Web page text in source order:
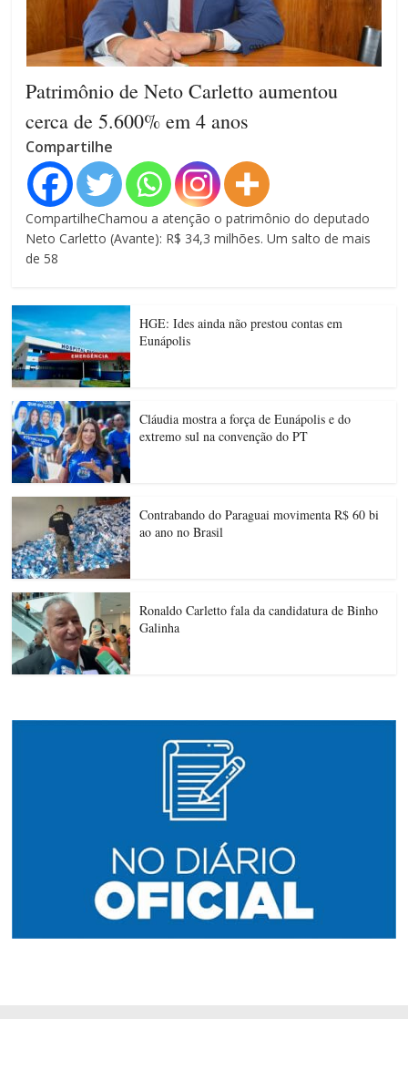
Patrimônio de Neto Carletto aumentou
cerca de 5.600% em 4 anos
Compartilhe
CompartilheChamou a atenção o patrimônio do deputado
Neto Carletto (Avante): R$ 34,3 milhões. Um salto de mais
de 58
HGE: Ides ainda não prestou contas em
Eunápolis
Cláudia mostra a força de Eunápolis e do
extremo sul na convenção do PT
Contrabando do Paraguai movimenta R$ 60 bi
ao ano no Brasil
Ronaldo Carletto fala da candidatura de Binho
Galinha